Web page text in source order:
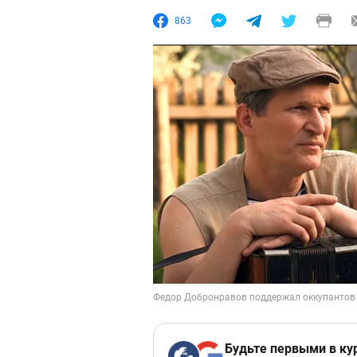
863
Будьте первыми в